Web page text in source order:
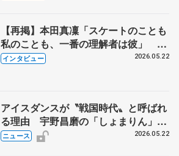
【再掲】本田真凜「スケートのことも
私のことも、一番の理解者は彼」 引
退時の単独インタビューで語った競技
インタビュー 2026.05.22
アイスダンスが〝戦国時代〟と呼ばれ
る理由 宇野昌磨の「しょまりん」ら
実力者が相次いで参戦 国内の競争激
ニュース 2026.05.22